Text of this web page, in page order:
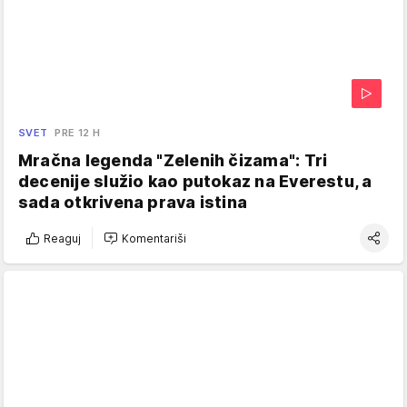
SVET PRE 12 H
Mračna legenda "Zelenih čizama": Tri
decenije služio kao putokaz na Everestu, a
sada otkrivena prava istina
Reaguj Komentariši